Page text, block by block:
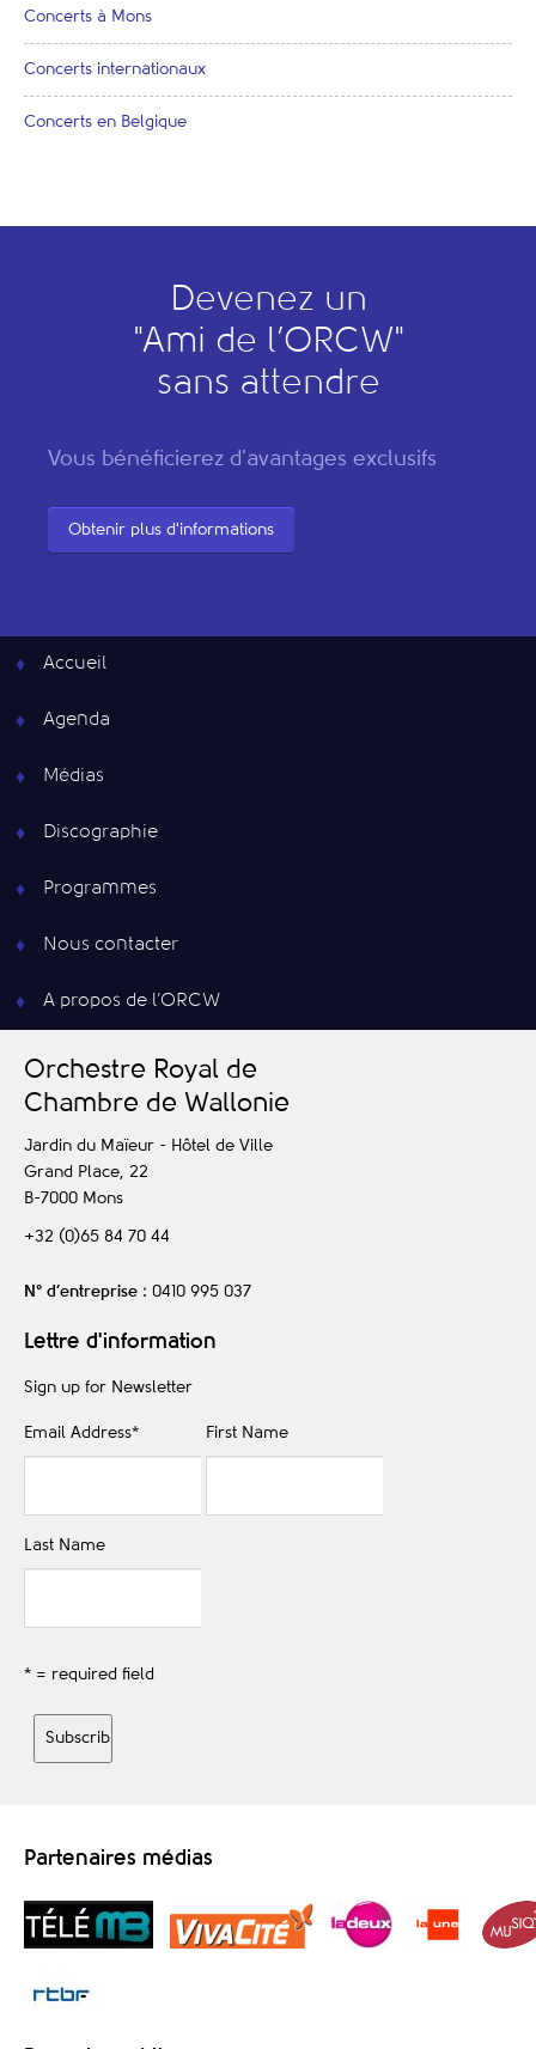
Concerts à Mons
Concerts internationaux
Concerts en Belgique
Devenez un
"Ami de l’ORCW"
sans attendre
Vous bénéficierez d'avantages exclusifs
Obtenir plus d'informations
Accueil
Agenda
Médias
Discographie
Programmes
Nous contacter
A propos de l’ORCW
Orchestre Royal de
Chambre de Wallonie
Jardin du Maïeur - Hôtel de Ville
Grand Place, 22
B-7000 Mons
+32 (0)65 84 70 44
N° d’entreprise : 0410 995 037
Lettre d'information
Sign up for Newsletter
Email Address* First Name
Last Name
* = required field
Partenaires médias